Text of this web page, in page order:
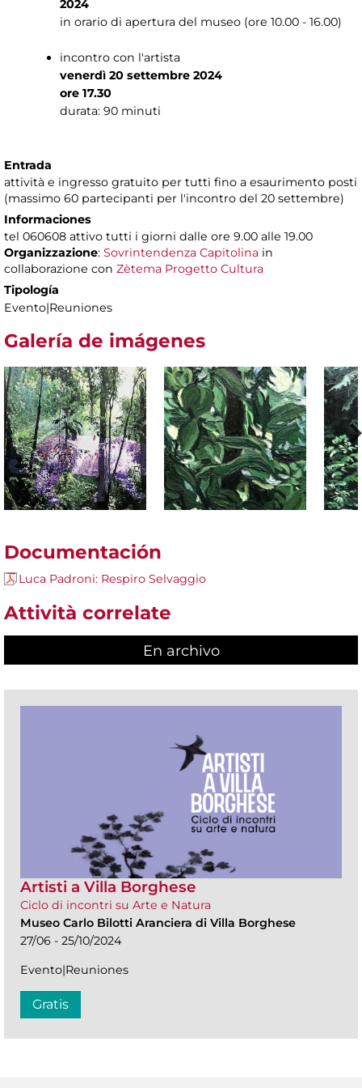
2024
in orario di apertura del museo (ore 10.00 - 16.00)
incontro con l'artista
venerdì 20 settembre 2024
ore 17.30
durata: 90 minuti
Entrada
attività e ingresso gratuito per tutti fino a esaurimento posti
(massimo 60 partecipanti per l'incontro del 20 settembre)
Informaciones
tel 060608 attivo tutti i giorni dalle ore 9.00 alle 19.00
Organizzazione: Sovrintendenza Capitolina in
collaborazione con Zètema Progetto Cultura
Tipología
Evento|Reuniones
Galería de imágenes
Documentación
Luca Padroni: Respiro Selvaggio
Attività correlate
En archivo
Artisti a Villa Borghese
Ciclo di incontri su Arte e Natura
Museo Carlo Bilotti Aranciera di Villa Borghese
27/06 - 25/10/2024
Evento|Reuniones
Gratis